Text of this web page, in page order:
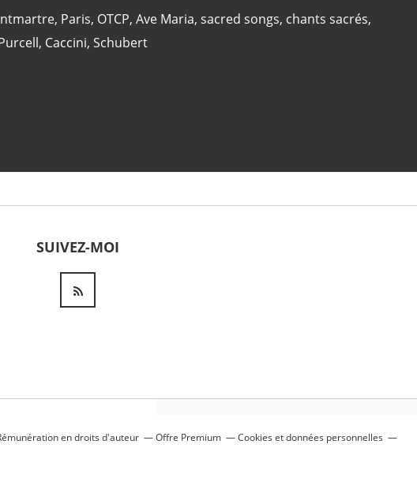
, Paris, OTCP, Ave Maria, sacred songs, chants sacrés,
, Caccini, Schubert
SUIVEZ-MOI
en droits d'auteur Offre Premium
Cookies et données personnelles